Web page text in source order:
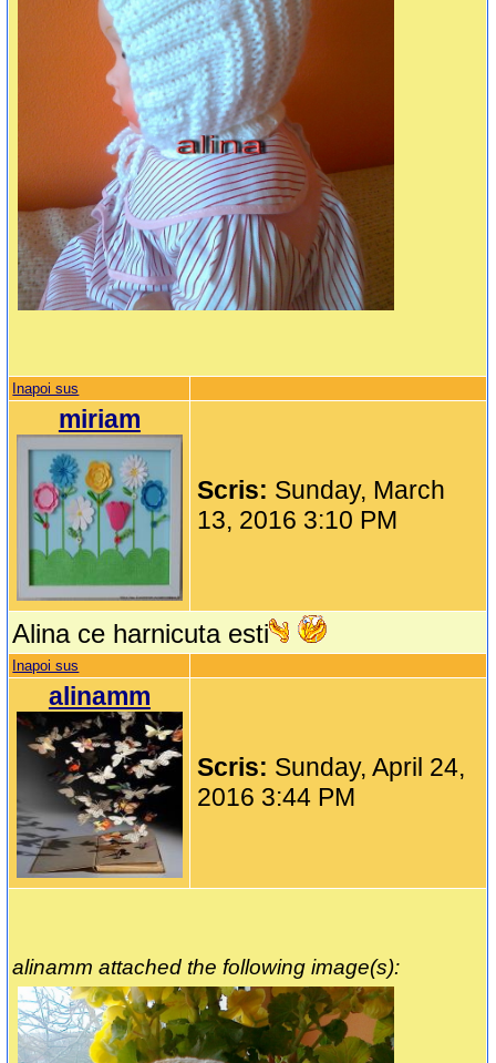
Inapoi sus
miriam
Scris: Sunday, March
13, 2016 3:10 PM
Alina ce harnicuta esti
Inapoi sus
alinamm
Scris: Sunday, April 24,
2016 3:44 PM
alinamm attached the following image(s):